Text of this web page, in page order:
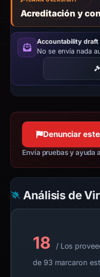
Acreditación y
Accountability draft
No se envía nada
Denunciar
Envía pruebas y ayuda
Análisis de
18
/ Los
de 93 marcaron